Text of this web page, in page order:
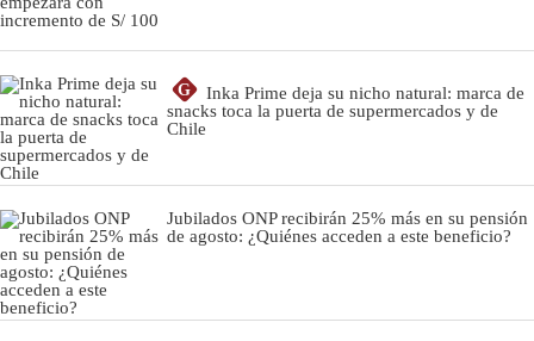
G
Inka Prime deja su nicho natural: marca de
snacks toca la puerta de supermercados y de
Chile
Jubilados ONP recibirán 25% más en su pensión
de agosto: ¿Quiénes acceden a este beneficio?